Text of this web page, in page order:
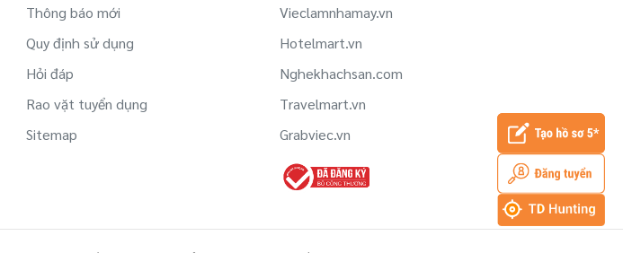
Thông báo mới
Quy định sử dụng
Hỏi đáp
Rao vặt tuyển dụng
Sitemap
Vieclamnhamay.vn
Hotelmart.vn
Nghekhachsan.com
Travelmart.vn
Grabviec.vn